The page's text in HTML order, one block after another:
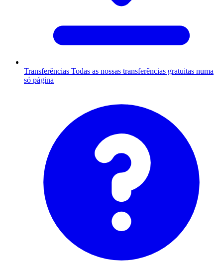
Transferências Todas as nossas transferências gratuitas numa
só página